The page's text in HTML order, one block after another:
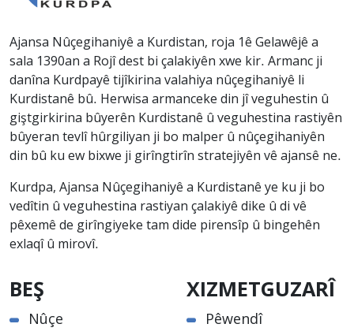
Ajansa Nûçegihaniyê a Kurdistan, roja 1ê Gelawêjê a
sala 1390an a Rojî dest bi çalakiyên xwe kir. Armanc ji
danîna Kurdpayê tijîkirina valahiya nûçegihaniyê li
Kurdistanê bû. Herwisa armanceke din jî veguhestin û
giştgirkirina bûyerên Kurdistanê û veguhestina rastiyên
bûyeran tevlî hûrgiliyan ji bo malper û nûçegihaniyên
din bû ku ew bixwe ji girîngtirîn stratejiyên vê ajansê ne.
Kurdpa, Ajansa Nûçegihaniyê a Kurdistanê ye ku ji bo
vedîtin û veguhestina rastiyan çalakiyê dike û di vê
pêxemê de girîngiyeke tam dide pirensîp û bingehên
exlaqî û mirovî.
BEŞ
Nûçe
XIZMETGUZARÎ
Pêwendî